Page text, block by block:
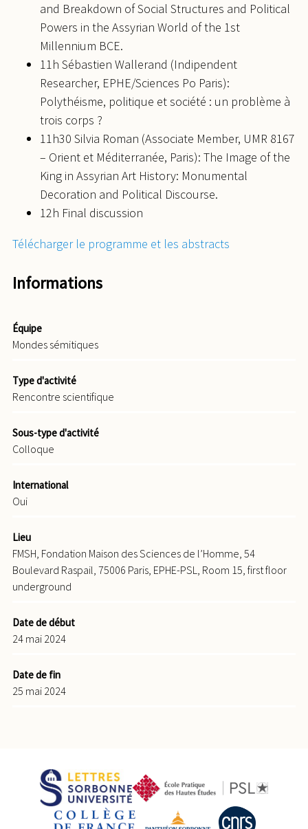
and Breakdown of Social Structures and Political
Powers in the Assyrian World of the 1st
Millennium BCE.
11h Sébastien Wallerand (Indipendent
Researcher, EPHE/Sciences Po Paris):
Polythéisme, politique et société : un problème à
trois corps ?
11h30 Silvia Roman (Associate Member, UMR 8167
– Orient et Méditerranée, Paris): The Image of the
King in Assyrian Art History: Monumental
Decoration and Political Discourse.
12h Final discussion
Télécharger le programme et les abstracts
Informations
Équipe
Mondes sémitiques
Type d'activité
Rencontre scientifique
Sous-type d'activité
Colloque
International
Oui
Lieu
FMSH, Fondation Maison des Sciences de l’Homme, 54
Boulevard Raspail, 75006 Paris, EPHE-PSL, Room 15, first floor
underground
Date de début
24 mai 2024
Date de fin
25 mai 2024